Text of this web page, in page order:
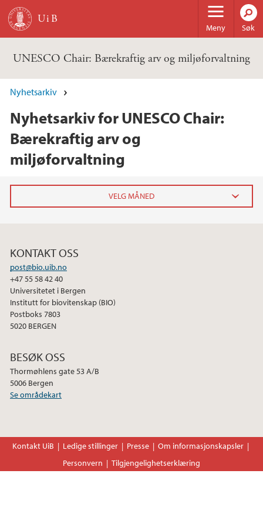
Hopp til hovedinnhold
Meny Søk
UNESCO Chair: Bærekraftig arv og miljøforvaltning
Nyhetsarkiv
Nyhetsarkiv for UNESCO Chair:
Bærekraftig arv og
miljøforvaltning
KONTAKT OSS
post@bio.uib.no
+47 55 58 42 40
Universitetet i Bergen
Institutt for biovitenskap (BIO)
Postboks 7803
5020 BERGEN
BESØK OSS
Thormøhlens gate 53 A/B
5006 Bergen
Se områdekart
Kontakt UiB Ledige stillinger Presse
Om informasjonskapsler
Personvern
Tilgjengelighetserklæring